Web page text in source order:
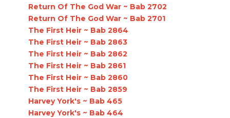
Return Of The God War ~ Bab 2702
Return Of The God War ~ Bab 2701
The First Heir ~ Bab 2864
The First Heir ~ Bab 2863
The First Heir ~ Bab 2862
The First Heir ~ Bab 2861
The First Heir ~ Bab 2860
The First Heir ~ Bab 2859
Harvey York's ~ Bab 465
Harvey York's ~ Bab 464